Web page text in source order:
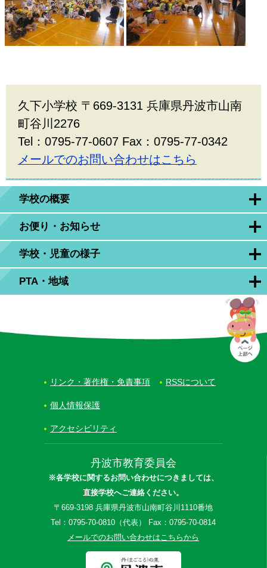
学校の概要
お便り・お知らせ
学校・児童の様子
PTA・地域
久下小学校 〒669-3131 兵庫県丹波市山南
町谷川2276
Tel：0795-77-0607 Fax：0795-77-0342
メールでのお問い合わせはこちら
丹波市教育委員会
※各学校に関するお問い合わせにつきましては、
直接学校へご連絡ください。
〒669-3198 兵庫県丹波市山南町谷川1110番地
Tel：0795-70-0810（代表） Fax：0795-70-0814
メールでのお問い合わせはこちらから
リンク・著作権・免責事項 RSSについて
個人情報保護
アクセシビリティ